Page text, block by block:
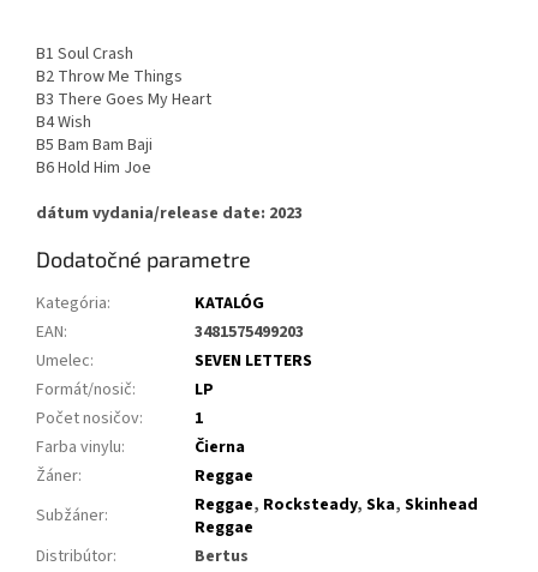
B1 Soul Crash
B2 Throw Me Things
B3 There Goes My Heart
B4 Wish
B5 Bam Bam Baji
B6 Hold Him Joe
dátum vydania/release date: 2023
Dodatočné parametre
Kategória:
KATALÓG
EAN:
3481575499203
Umelec:
SEVEN LETTERS
Formát/nosič:
LP
Počet nosičov:
1
Farba vinylu:
Čierna
Žáner:
Reggae
Subžáner: Reggae, Rocksteady, Ska, Skinhead
Reggae
Distribútor:
Bertus